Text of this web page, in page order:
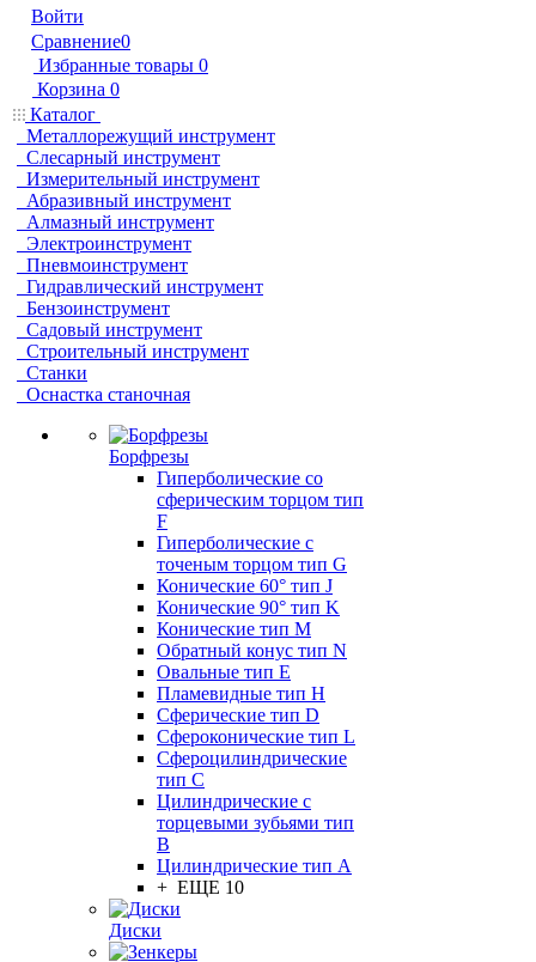
Войти
Сравнение0
Избранные товары 0
Корзина 0
Каталог
Металлорежущий инструмент
Слесарный инструмент
Измерительный инструмент
Абразивный инструмент
Алмазный инструмент
Электроинструмент
Пневмоинструмент
Гидравлический инструмент
Бензоинструмент
Садовый инструмент
Строительный инструмент
Станки
Оснастка станочная
Борфрезы
Гиперболические cо
сферическим торцом тип
F
Гиперболические с
точеным торцом тип G
Конические 60° тип J
Конические 90° тип K
Конические тип M
Обратный конус тип N
Овальные тип E
Пламевидные тип H
Сферические тип D
Сфероконические тип L
Сфероцилиндрические
тип C
Цилиндрические с
торцевыми зубьями тип
B
Цилиндрические тип А
+ ЕЩЕ 10
Диски